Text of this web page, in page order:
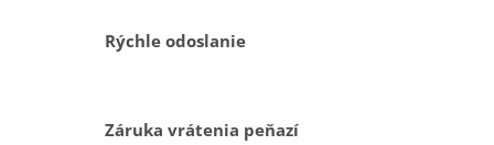
Rýchle odoslanie
Záruka vrátenia peňazí